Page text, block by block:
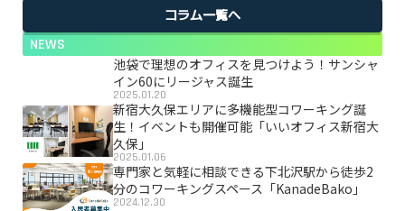
コラム一覧へ
NEWS
池袋で理想のオフィスを見つけよう！サンシャ
イン60にリージャス誕生
2025.01.20
新宿大久保エリアに多機能型コワーキング誕
生！イベントも開催可能「いいオフィス新宿大
久保」
2025.01.06
専門家と気軽に相談できる下北沢駅から徒歩2
分のコワーキングスペース「KanadeBako」
2024.12.30